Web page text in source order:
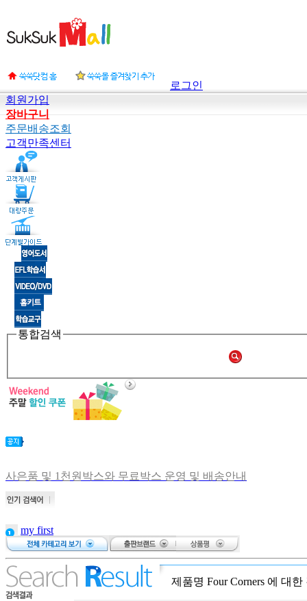
로그인
회원가입
장바구니
주문배송조회
고객만족센터
통합검색
사은품 및 1천원박스와 무료박스 운영 및 배송안내
[공지] 쑥쑥몰 재오픈합니다.
[중고샵] 명절 편의점 택배 배송안내
[중고샵] 2019년 11월 무이자 할부 안내
my first
저니스
Baby touch
and
my first
제품명 Four Corners 에 대